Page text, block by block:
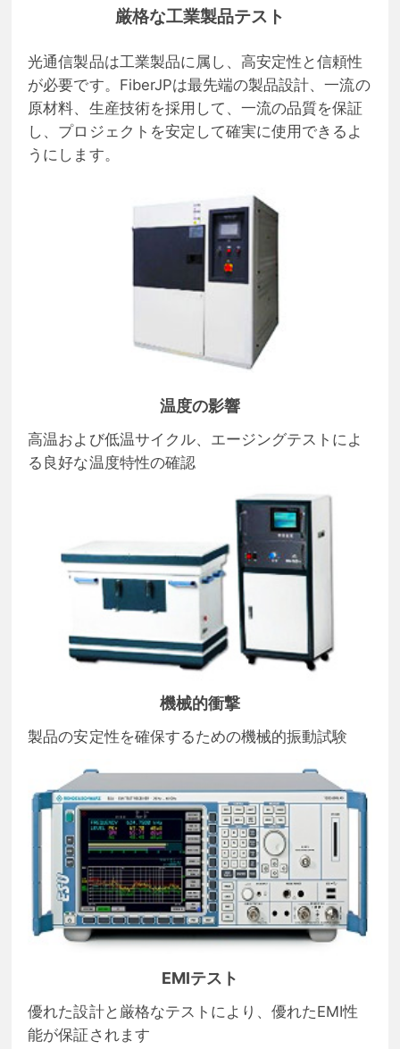
厳格な工業製品テスト
光通信製品は工業製品に属し、高安定性と信頼性
が必要です。FiberJPは最先端の製品設計、一流の
原材料、生産技術を採用して、一流の品質を保証
し、プロジェクトを安定して確実に使用できるよ
うにします。
温度の影響
高温および低温サイクル、エージングテストによ
る良好な温度特性の確認
機械的衝撃
製品の安定性を確保するための機械的振動試験
EMIテスト
優れた設計と厳格なテストにより、優れたEMI性
能が保証されます